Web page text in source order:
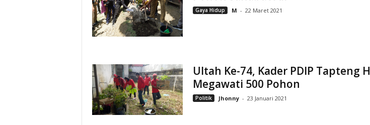
Gaya Hidup M - 22 Maret 2021
Ultah Ke-74, Kader PDIP Tapteng
Megawati 500 Pohon
Politik Jhonny - 23 Januari 2021